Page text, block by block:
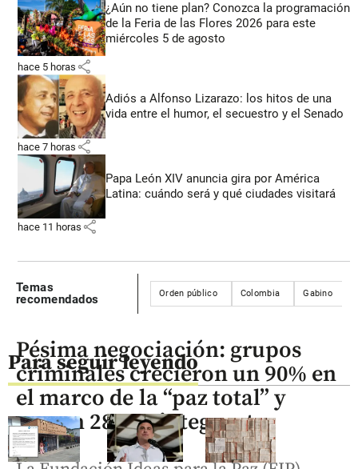
¿Aún no tiene plan? Conozca la programación
de la Feria de las Flores 2026 para este
miércoles 5 de agosto
hace 5 horas share
Adiós a Alfonso Lizarazo: los hitos de una
vida entre el humor, el secuestro y el Senado
hace 7 horas share
Papa León XIV anuncia gira por América
Latina: cuándo será y qué ciudades visitará
hace 11 horas share
Temas
recomendados
Orden público Colombia Gabino
Para seguir leyendo
Pésima negociación: grupos
criminales crecieron un 90% en
el marco de la “paz total” y
suman 28.802 integrantes